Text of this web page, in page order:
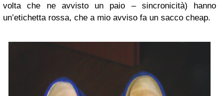
volta che ne avvisto un paio – sincronicità) hanno
un’etichetta rossa, che a mio avviso fa un sacco cheap.